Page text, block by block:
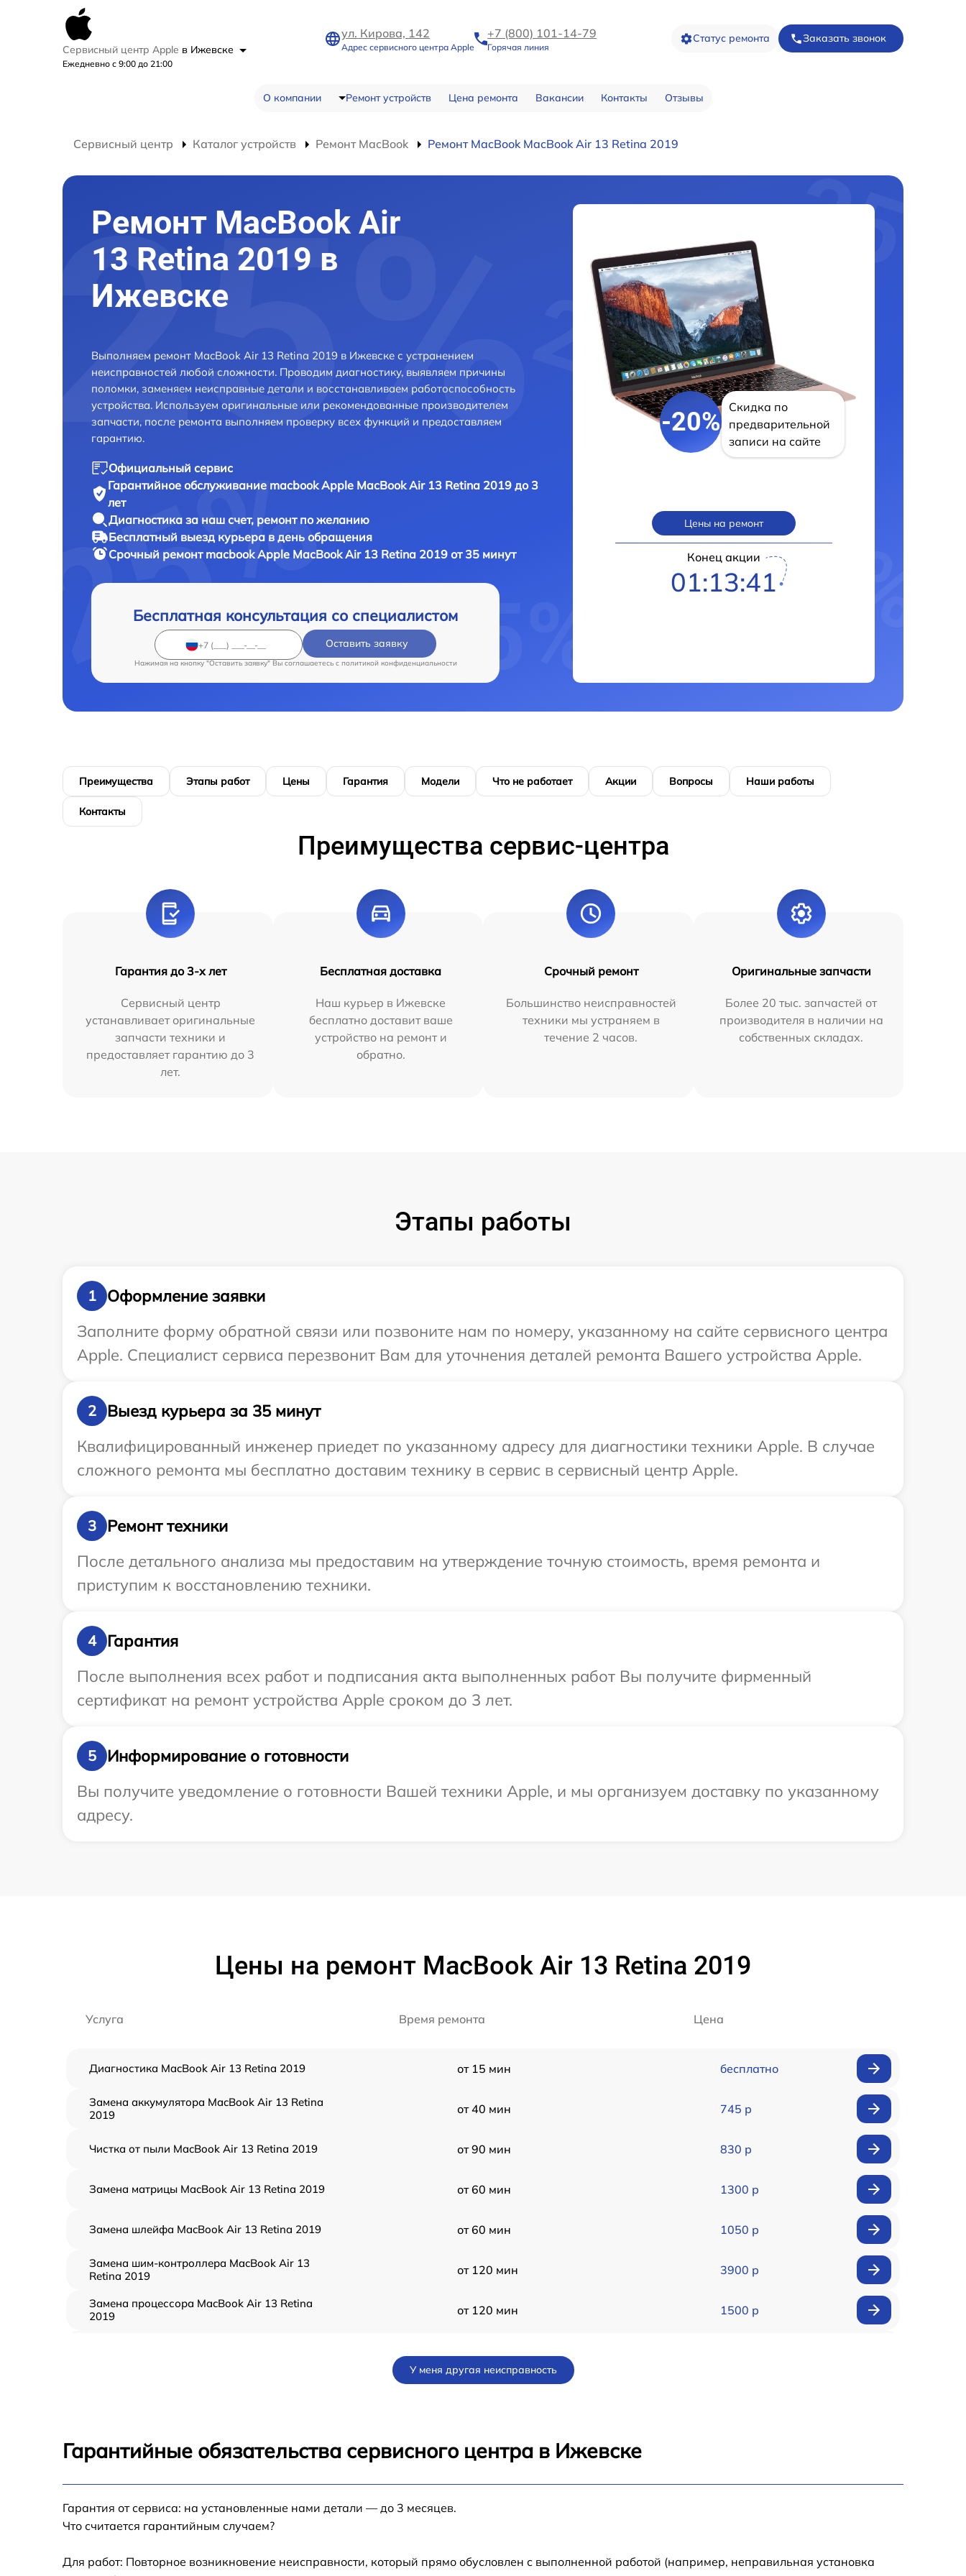
Сервисный центр Apple в Ижевске
Ежедневно с 9:00 до 21:00
ул. Кирова, 142
Адрес сервисного центра Apple
+7 (800) 101-14-79
Горячая линия
Статус ремонта Заказать звонок
О компании Ремонт устройств Цена ремонта Вакансии Контакты Отзывы
Сервисный центр Каталог устройств Ремонт MacBook Ремонт MacBook MacBook Air 13 Retina 2019
Ремонт MacBook Air
13 Retina 2019 в
Ижевске
Выполняем ремонт MacBook Air 13 Retina 2019 в Ижевске с устранением
неисправностей любой сложности. Проводим диагностику, выявляем причины
поломки, заменяем неисправные детали и восстанавливаем работоспособность
устройства. Используем оригинальные или рекомендованные производителем
запчасти, после ремонта выполняем проверку всех функций и предоставляем
гарантию.
Официальный сервис
Гарантийное обслуживание macbook Apple MacBook Air 13 Retina 2019 до 3
лет
Диагностика за наш счет, ремонт по желанию
Бесплатный выезд курьера в день обращения
Срочный ремонт macbook Apple MacBook Air 13 Retina 2019 от 35 минут
Бесплатная консультация со специалистом
Оставить заявку
Нажимая на кнопку "Оставить заявку" Вы соглашаетесь c политикой конфиденциальности
-20%
Скидка по
предварительной
записи на сайте
Цены на ремонт
Конец акции
01:13:41
Преимущества Этапы работ Цены Гарантия Модели Что не работает Акции Вопросы Наши работы
Контакты
Преимущества сервис-центра
Гарантия до 3-х лет
Сервисный центр
устанавливает оригинальные
запчасти техники и
предоставляет гарантию до 3
лет.
Бесплатная доставка
Наш курьер в Ижевске
бесплатно доставит ваше
устройство на ремонт и
обратно.
Срочный ремонт
Большинство неисправностей
техники мы устраняем в
течение 2 часов.
Оригинальные запчасти
Более 20 тыс. запчастей от
производителя в наличии на
собственных складах.
Этапы работы
1
Оформление заявки
Заполните форму обратной связи или позвоните нам по номеру, указанному на сайте сервисного центра
Apple. Специалист сервиса перезвонит Вам для уточнения деталей ремонта Вашего устройства Apple.
2
Выезд курьера за 35 минут
Квалифицированный инженер приедет по указанному адресу для диагностики техники Apple. В случае
сложного ремонта мы бесплатно доставим технику в сервис в сервисный центр Apple.
3
Ремонт техники
После детального анализа мы предоставим на утверждение точную стоимость, время ремонта и
приступим к восстановлению техники.
4
Гарантия
После выполнения всех работ и подписания акта выполненных работ Вы получите фирменный
сертификат на ремонт устройства Apple сроком до 3 лет.
5
Информирование о готовности
Вы получите уведомление о готовности Вашей техники Apple, и мы организуем доставку по указанному
адресу.
Цены на ремонт MacBook Air 13 Retina 2019
Услуга Время ремонта Цена
Диагностика MacBook Air 13 Retina 2019 от 15 мин бесплатно
Замена аккумулятора MacBook Air 13 Retina
2019
от 40 мин 745 р
Чистка от пыли MacBook Air 13 Retina 2019 от 90 мин 830 р
Замена матрицы MacBook Air 13 Retina 2019 от 60 мин 1300 р
Замена шлейфа MacBook Air 13 Retina 2019 от 60 мин 1050 р
Замена шим-контроллера MacBook Air 13
Retina 2019
от 120 мин 3900 р
Замена процессора MacBook Air 13 Retina
2019
от 120 мин 1500 р
Ремонт цепи питания MacBook Air 13 Retina
Retina 2019
У меня другая неисправность
Гарантийные обязательства сервисного центра в Ижевске
Гарантия от сервиса: на установленные нами детали — до 3 месяцев.
Что считается гарантийным случаем?
Для работ: Повторное возникновение неисправности, который прямо обусловлен с выполненной работой (например, неправильная установка